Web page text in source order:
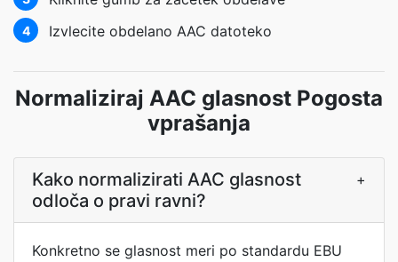
4 Izvlecite obdelano AAC datoteko
Normaliziraj AAC glasnost Pogosta
vprašanja
Kako normalizirati AAC glasnost
odloča o pravi ravni?
+
Konkretno se glasnost meri po standardu EBU